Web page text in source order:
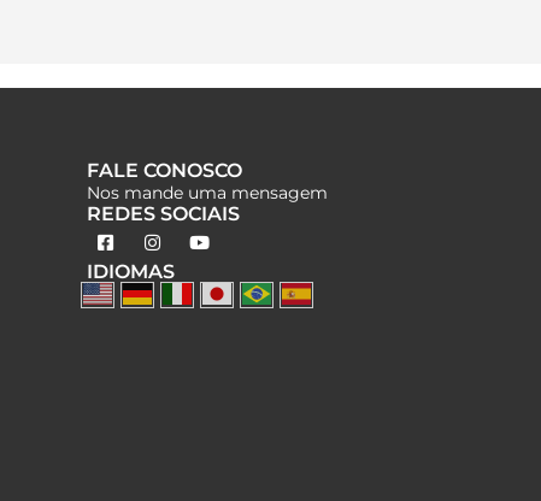
FALE CONOSCO
Nos mande uma mensagem
REDES SOCIAIS
IDIOMAS